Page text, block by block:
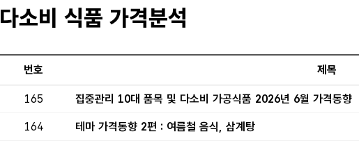
다소비 식품 가격분석
번호 제목
165 집중관리 10대 품목 및 다소비 가공식품 2026년 6월 가격동향
164 테마 가격동향 2편 : 여름철 음식, 삼계탕